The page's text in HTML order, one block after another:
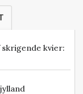
skrigende kvier: